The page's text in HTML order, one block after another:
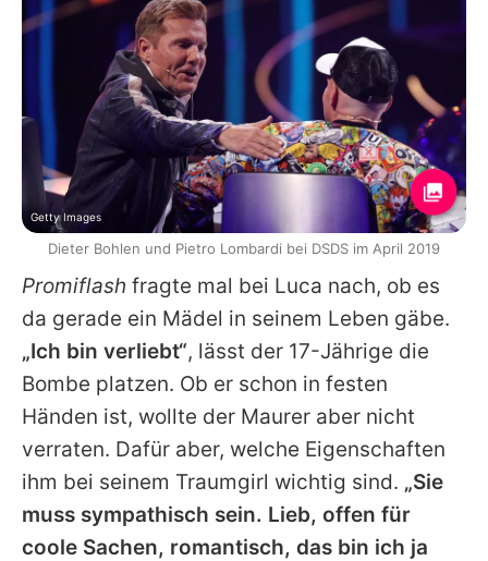
Promiflash fragte mal bei Luca nach, ob es
da gerade ein Mädel in seinem Leben gäbe.
„Ich bin verliebt“, lässt der 17-Jährige die
Bombe platzen. Ob er schon in festen
Händen ist, wollte der Maurer aber nicht
verraten. Dafür aber, welche Eigenschaften
ihm bei seinem Traumgirl wichtig sind. „Sie
muss sympathisch sein. Lieb, offen für
coole Sachen, romantisch, das bin ich ja
Getty Images
Dieter Bohlen und Pietro Lombardi bei DSDS im April 2019